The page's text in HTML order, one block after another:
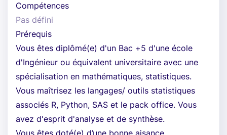
Compétences
Pas défini
Prérequis
Vous êtes diplômé(e) d'un Bac +5 d'une école
d'Ingénieur ou équivalent universitaire avec une
spécialisation en mathématiques, statistiques.
Vous maîtrisez les langages/ outils statistiques
associés R, Python, SAS et le pack office. Vous
avez d'esprit d'analyse et de synthèse.
Vous êtes doté(e) d’une bonne aisance